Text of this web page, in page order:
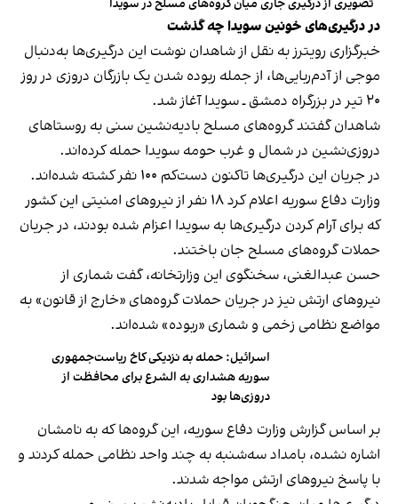
در درگیری‌های خونین سویدا چه گذشت
خبرگزاری رویترز به نقل از شاهدان نوشت این درگیری‌ها به‌دنبال
موجی از آدم‌ربایی‌ها، از جمله ربوده شدن یک بازرگان دروزی در روز
۲۰ تیر در بزرگراه دمشق ـ سویدا آغاز شد.
شاهدان گفتند گروه‌های مسلح بادیه‌نشین سنی به روستاهای
دروزی‌نشین در شمال و غرب حومه سویدا حمله کرده‌اند.
در جریان این درگیری‌ها تاکنون دست‌کم ۱۰۰ نفر کشته شده‌اند.
وزارت دفاع سوریه اعلام کرد ۱۸ نفر از نیروهای امنیتی این کشور
که برای آرام کردن درگیری‌ها به سویدا اعزام شده بودند، در جریان
حملات گروه‌های مسلح جان باختند.
حسن عبدالغنی، سخنگوی این وزارتخانه، گفت شماری از
نیروهای ارتش نیز در جریان حملات گروه‌های «خارج از قانون» به
مواضع نظامی زخمی و شماری «ربوده» شده‌اند.
اسرائیل: حمله به نزدیکی کاخ ریاست‌جمهوری
سوریه هشداری به الشرع برای محافظت از
دروزی‌ها بود
بر اساس گزارش وزارت دفاع سوریه، این گروه‌ها که به نامشان
اشاره نشده، بامداد سه‌شنبه به چند واحد نظامی حمله کردند و
با پاسخ نیروهای ارتش مواجه شدند.